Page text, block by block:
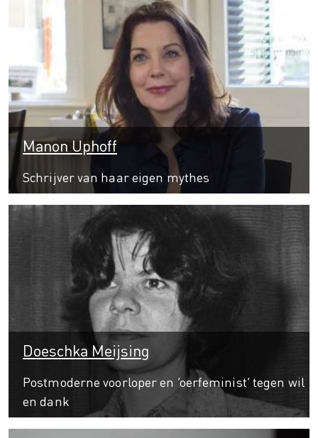
Manon Uphoff
Schrijver van haar eigen mythes
Doeschka Meijsing
Postmoderne voorloper en ‘oerfeminist’ tegen wil
en dank